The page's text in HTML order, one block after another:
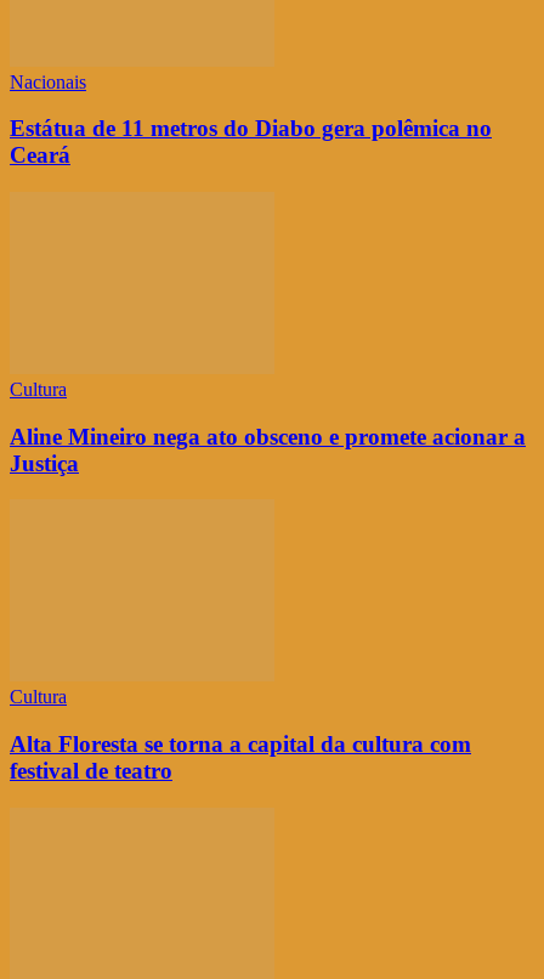
Nacionais
Estátua de 11 metros do Diabo gera polêmica no
Ceará
Cultura
Aline Mineiro nega ato obsceno e promete acionar a
Justiça
Cultura
Alta Floresta se torna a capital da cultura com
festival de teatro